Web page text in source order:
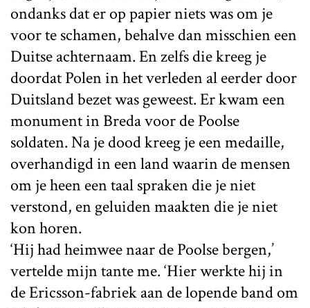
ondanks dat er op papier niets was om je
voor te schamen, behalve dan misschien een
Duitse achternaam. En zelfs die kreeg je
doordat Polen in het verleden al eerder door
Duitsland bezet was geweest. Er kwam een
monument in Breda voor de Poolse
soldaten. Na je dood kreeg je een medaille,
overhandigd in een land waarin de mensen
om je heen een taal spraken die je niet
verstond, en geluiden maakten die je niet
kon horen.
‘Hij had heimwee naar de Poolse bergen,’
vertelde mijn tante me. ‘Hier werkte hij in
de Ericsson-fabriek aan de lopende band om